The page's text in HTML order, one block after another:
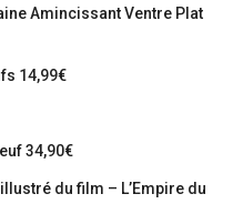
Amincissant Ventre Plat
14,99€
34,90€
du film – L’Empire du